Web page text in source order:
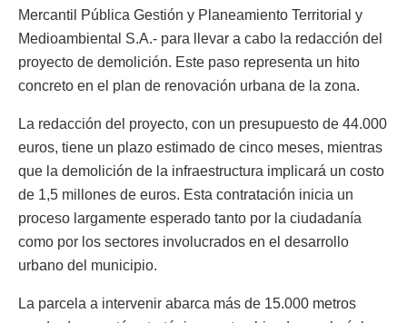
Mercantil Pública Gestión y Planeamiento Territorial y
Medioambiental S.A.- para llevar a cabo la redacción del
proyecto de demolición. Este paso representa un hito
concreto en el plan de renovación urbana de la zona.
La redacción del proyecto, con un presupuesto de 44.000
euros, tiene un plazo estimado de cinco meses, mientras
que la demolición de la infraestructura implicará un costo
de 1,5 millones de euros. Esta contratación inicia un
proceso largamente esperado tanto por la ciudadanía
como por los sectores involucrados en el desarrollo
urbano del municipio.
La parcela a intervenir abarca más de 15.000 metros